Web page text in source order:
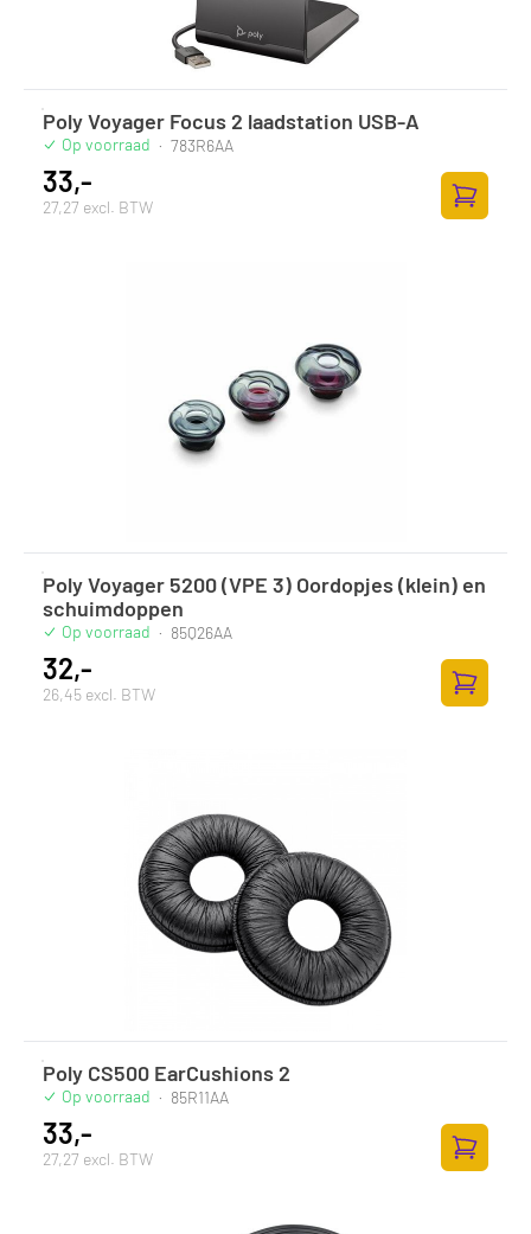
Poly Voyager Focus 2 laadstation USB-A
Op voorraad · 783R6AA
33,-
27,27 excl. BTW
Zum
Poly Voyager 5200 (VPE 3) Oordopjes (klein) en
schuimdoppen
Op voorraad · 85Q26AA
32,-
26,45 excl. BTW
Zum
Poly CS500 EarCushions 2
Op voorraad · 85R11AA
33,-
27,27 excl. BTW
Zum